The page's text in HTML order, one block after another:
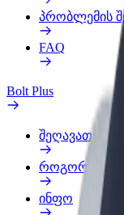
პრობლემის
FAQ
Bolt Plus
შეღავათები
როგორ
ინფო